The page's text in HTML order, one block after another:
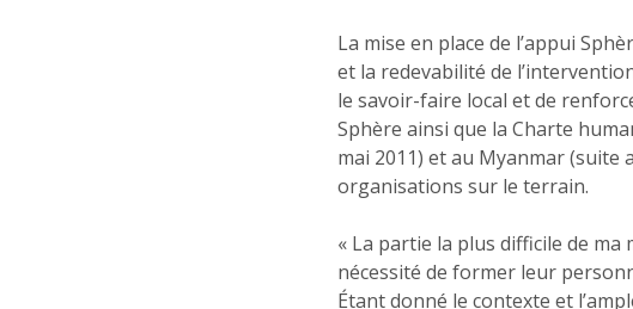
La mise en place de l’appui
et la redevabilité de
le savoir-faire local et de
Sphère ainsi que la Charte
mai 2011) et au Myanmar (suite
organisations sur le terrain.
« La partie la plus difficile de ma
nécessité de former leur
Étant donné le contexte et